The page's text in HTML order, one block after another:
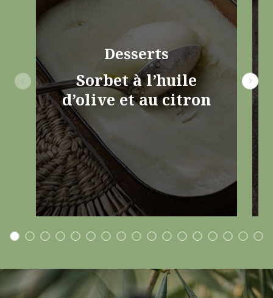
Desserts
Sorbet à l’huile
d’olive et au citron